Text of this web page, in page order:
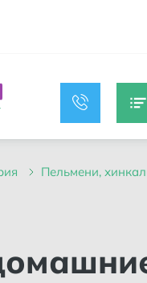
пельмени,